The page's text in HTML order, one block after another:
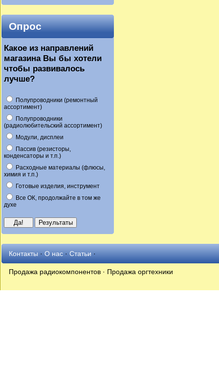
Опрос
Какое из направлений
магазина Вы бы хотели
чтобы развивалось
лучше?
Полупроводники (ремонтный
ассортимент)
Полупроводники
(радиолюбительский ассортимент)
Модули, дисплеи
Пассив (резисторы,
конденсаторы и т.п.)
Расходные материалы (флюсы,
химия и т.п.)
Готовые изделия, инструмент
Все ОК, продолжайте в том же
духе
Контакты·О нас·Статьи·
Продажа радиокомпонентов · Продажа оргтехники